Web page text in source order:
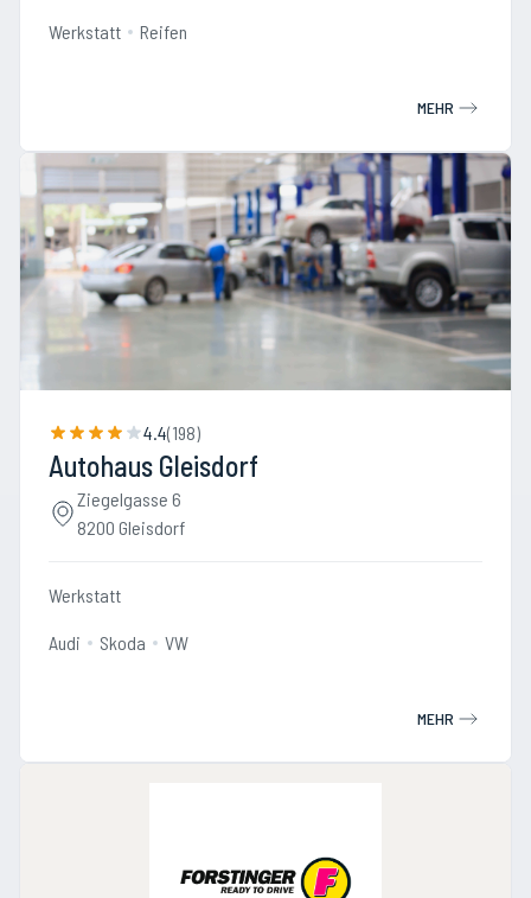
Werkstatt Reifen
MEHR
4.4(198)
Autohaus Gleisdorf
Ziegelgasse 6
8200 Gleisdorf
Werkstatt
Audi Skoda VW
MEHR